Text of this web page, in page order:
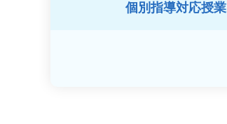
個別指導対応授業